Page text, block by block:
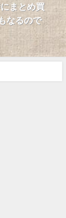
まとめ買
なるので